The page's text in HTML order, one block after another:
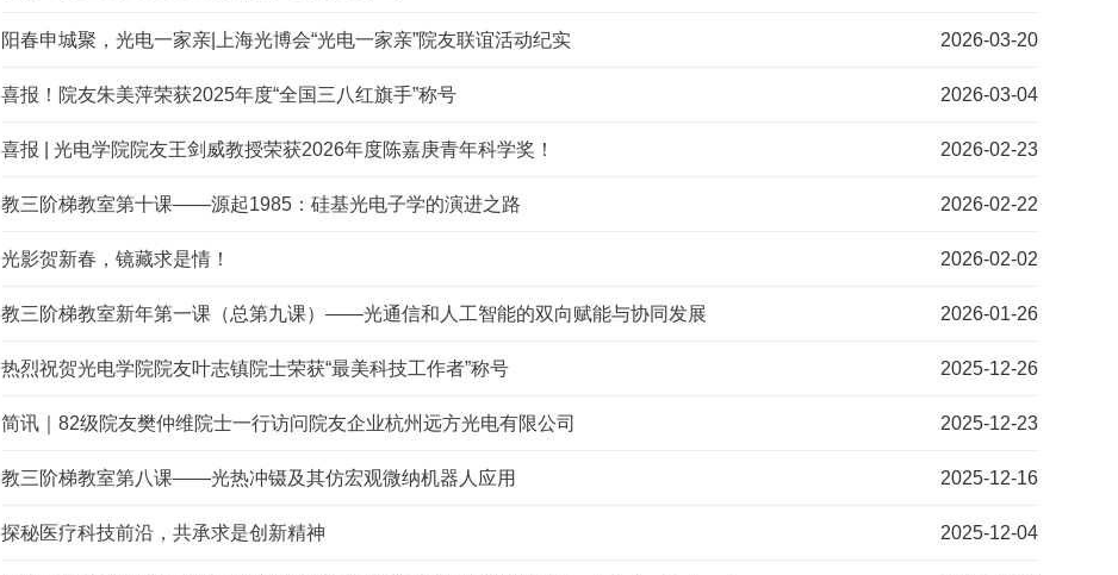
阳春申城聚，光电一家亲|上海光博会“光电一家亲”院友联谊活动纪实 2026-03-20
喜报！院友朱美萍荣获2025年度“全国三八红旗手”称号 2026-03-04
喜报 | 光电学院院友王剑威教授荣获2026年度陈嘉庚青年科学奖！ 2026-02-23
教三阶梯教室第十课——源起1985：硅基光电子学的演进之路 2026-02-22
光影贺新春，镜藏求是情！ 2026-02-02
教三阶梯教室新年第一课（总第九课）——光通信和人工智能的双向赋能与协同发展 2026-01-26
热烈祝贺光电学院院友叶志镇院士荣获“最美科技工作者”称号 2025-12-26
简讯｜82级院友樊仲维院士一行访问院友企业杭州远方光电有限公司 2025-12-23
教三阶梯教室第八课——光热冲镊及其仿宏观微纳机器人应用 2025-12-16
探秘医疗科技前沿，共承求是创新精神 2025-12-04